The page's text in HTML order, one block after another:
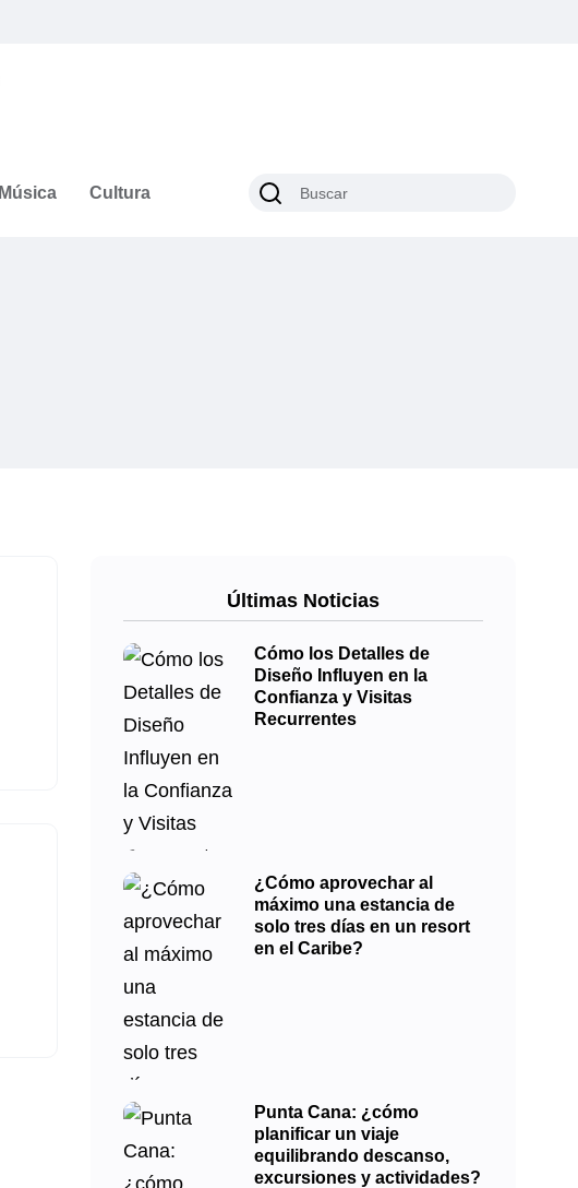
Música Cultura
Últimas Noticias
Cómo los Detalles de
Diseño Influyen en la
Confianza y Visitas
Recurrentes
¿Cómo aprovechar al
máximo una estancia de
solo tres días en un resort
en el Caribe?
Punta Cana: ¿cómo
planificar un viaje
equilibrando descanso,
excursiones y actividades?